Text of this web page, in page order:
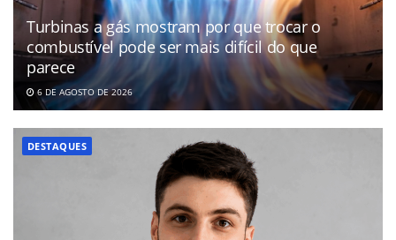
Turbinas a gás mostram por que trocar o
combustível pode ser mais difícil do que
parece
6 DE AGOSTO DE 2026
DESTAQUES